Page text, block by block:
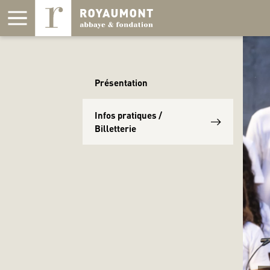
Présentation
Infos pratiques /
Billetterie
Panneau de gestion des cookies